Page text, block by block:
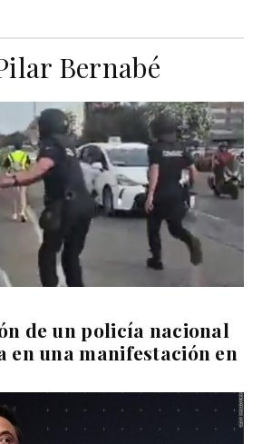
Bernabé
de un policía nacional
en una manifestación en